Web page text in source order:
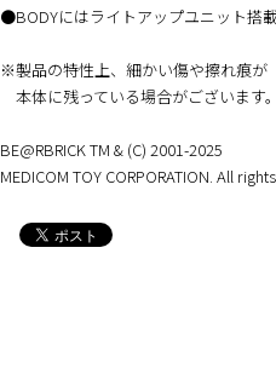
●BODYにはライトアップユニット搭載
※製品の特性上、細かい傷や擦れ痕が
本体に残っている場合がございます。
BE@RBRICK TM & (C) 2001-2025
MEDICOM TOY CORPORATION. All